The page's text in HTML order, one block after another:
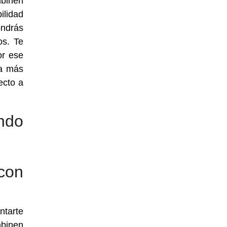
Te
ese
más
a